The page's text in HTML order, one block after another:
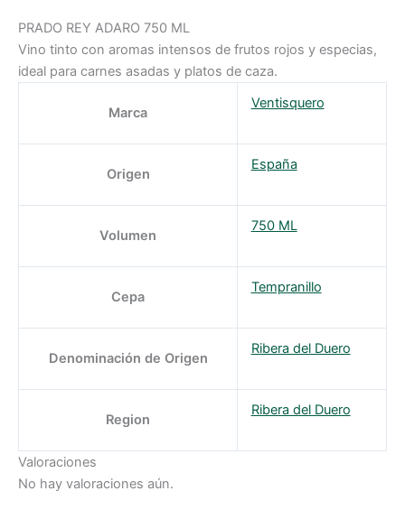
PRADO REY ADARO 750 ML
Vino tinto con aromas intensos de frutos rojos y especias,
ideal para carnes asadas y platos de caza.
Marca
Ventisquero
Origen
España
Volumen
750 ML
Cepa
Tempranillo
Denominación de Origen
Ribera del Duero
Region
Ribera del Duero
Valoraciones
No hay valoraciones aún.